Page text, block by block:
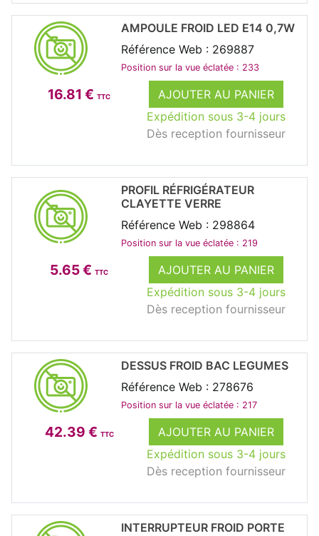
16.81 € TTC
AJOUTER AU PANIER
Expédition sous 3-4 jours
Dès reception fournisseur
AMPOULE FROID LED E14 0,7W
Référence Web : 269887
Position sur la vue éclatée : 233
5.65 € TTC
AJOUTER AU PANIER
Expédition sous 3-4 jours
Dès reception fournisseur
PROFIL RÉFRIGÉRATEUR
CLAYETTE VERRE
Référence Web : 298864
Position sur la vue éclatée : 219
42.39 € TTC
AJOUTER AU PANIER
Expédition sous 3-4 jours
Dès reception fournisseur
DESSUS FROID BAC LEGUMES
Référence Web : 278676
Position sur la vue éclatée : 217
INTERRUPTEUR FROID PORTE